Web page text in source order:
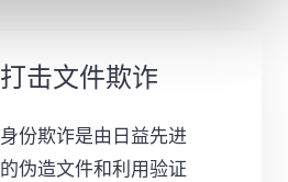
打击文件欺诈
身份欺诈是由日益先进
的伪造文件和利用验证